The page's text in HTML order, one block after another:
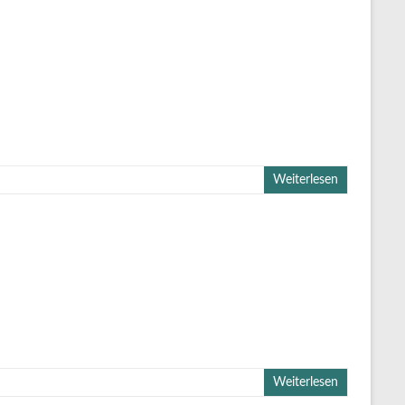
Weiterlesen
Weiterlesen